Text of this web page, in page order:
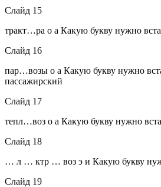
Слайд 15
тракт…ра о а Какую букву нужно
Слайд 16
пар…возы о а Какую букву нужно
пассажирский
Слайд 17
тепл…воз о а Какую букву нужно
Слайд 18
… л … ктр … воз э и Какую букву
Слайд 19